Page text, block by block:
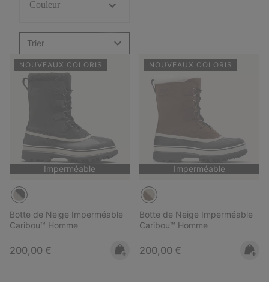
Couleur
Trier
NOUVEAUX COLORIS
Imperméable
Botte de Neige Imperméable
Caribou™ Homme
Regular price:
200,00 €
NOUVEAUX COLORIS
Imperméable
Botte de Neige Imperméable
Caribou™ Homme
Regular price:
200,00 €